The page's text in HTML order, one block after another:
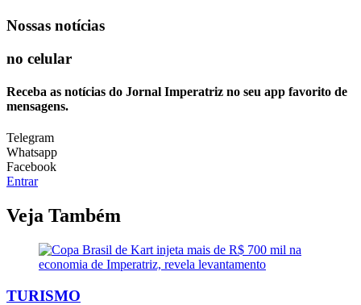
Nossas notícias
no celular
Receba as notícias do Jornal Imperatriz no seu app favorito de
mensagens.
Telegram
Whatsapp
Facebook
Entrar
Veja Também
TURISMO